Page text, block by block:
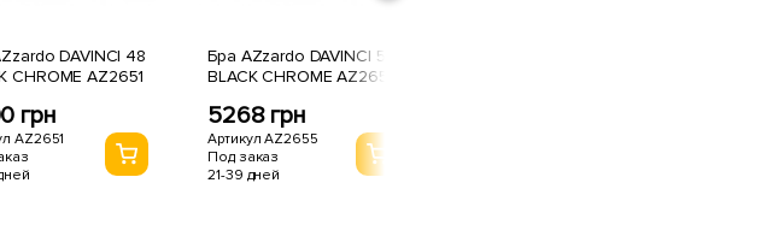
DAVINCI 48
CHROME AZ2651
грн
AZ2651
Бра AZzardo DAVINCI 58
BLACK CHROME AZ2655
5268 грн
Артикул AZ2655
Под заказ
21-39 дней